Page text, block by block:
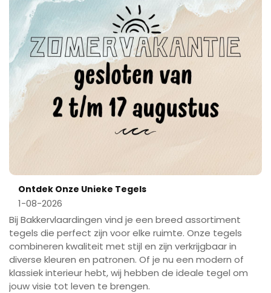
Ontdek Onze Unieke Tegels
1-08-2026
Bij Bakkervlaardingen vind je een breed assortiment
tegels die perfect zijn voor elke ruimte. Onze tegels
combineren kwaliteit met stijl en zijn verkrijgbaar in
diverse kleuren en patronen. Of je nu een modern of
klassiek interieur hebt, wij hebben de ideale tegel om
jouw visie tot leven te brengen.